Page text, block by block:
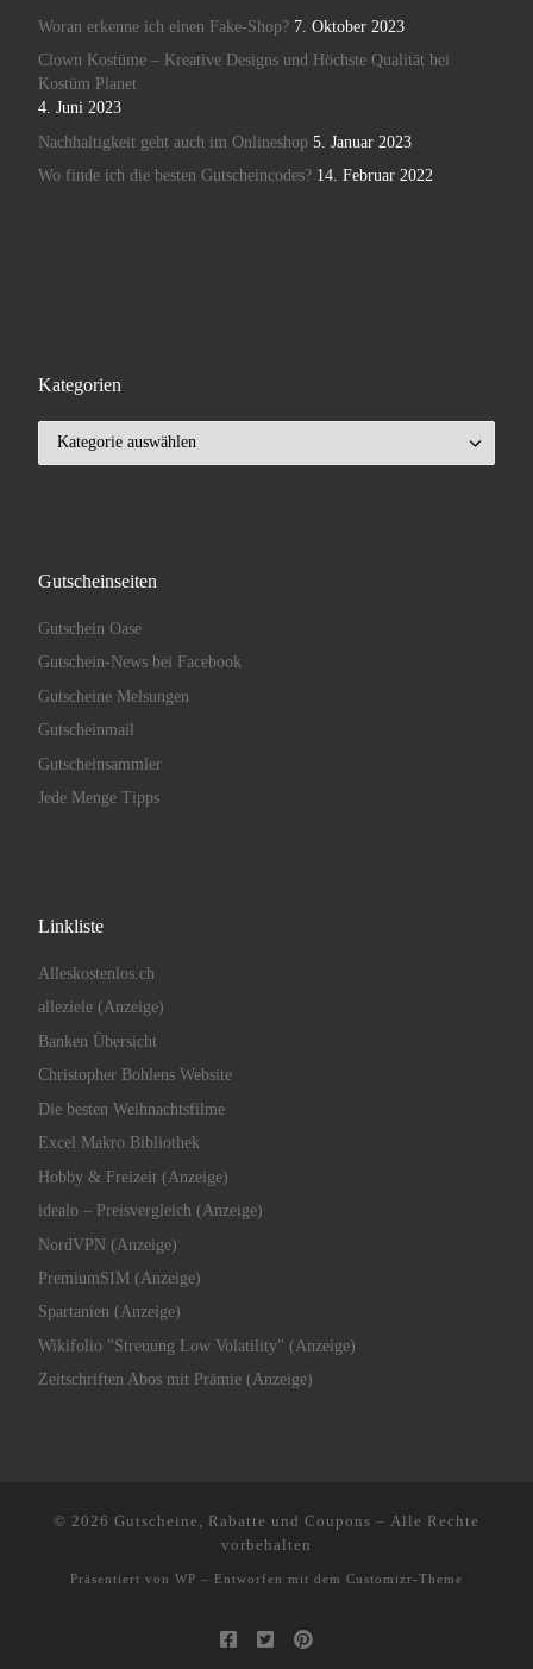
Woran erkenne ich einen Fake-Shop? 7. Oktober 2023
Clown Kostüme – Kreative Designs und Höchste Qualität bei
Kostüm Planet
4. Juni 2023
Nachhaltigkeit geht auch im Onlineshop 5. Januar 2023
Wo finde ich die besten Gutscheincodes? 14. Februar 2022
Kategorien
Gutscheinseiten
Gutschein Oase
Gutschein-News bei Facebook
Gutscheine Melsungen
Gutscheinmail
Gutscheinsammler
Jede Menge Tipps
Linkliste
Alleskostenlos.ch
alleziele (Anzeige)
Banken Übersicht
Christopher Bohlens Website
Die besten Weihnachtsfilme
Excel Makro Bibliothek
Hobby & Freizeit (Anzeige)
idealo – Preisvergleich (Anzeige)
NordVPN (Anzeige)
PremiumSIM (Anzeige)
Spartanien (Anzeige)
Wikifolio "Streuung Low Volatility" (Anzeige)
Zeitschriften Abos mit Prämie (Anzeige)
© 2026 Gutscheine, Rabatte und Coupons – Alle Rechte
vorbehalten
Präsentiert von WP – Entworfen mit dem Customizr-Theme